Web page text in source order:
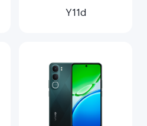
Y11d